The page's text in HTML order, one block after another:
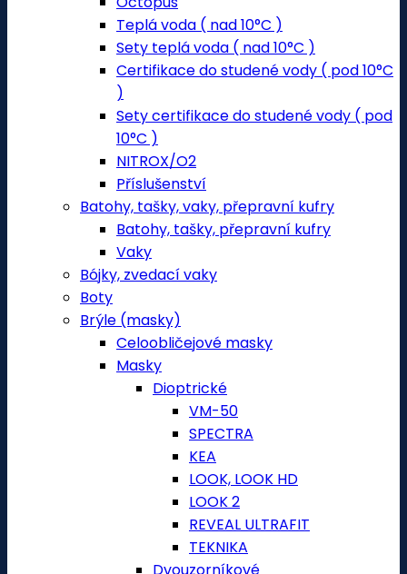
Teplá voda ( nad 10°C )
Sety teplá voda ( nad 10°C )
Certifikace do studené vody ( pod 10°C
)
Sety certifikace do studené vody ( pod
10°C )
NITROX/O2
Příslušenství
Batohy, tašky, vaky, přepravní kufry
Batohy, tašky, přepravní kufry
Vaky
Bójky, zvedací vaky
Boty
Brýle (masky)
Celoobličejové masky
Masky
Dioptrické
VM-50
SPECTRA
KEA
LOOK, LOOK HD
LOOK 2
REVEAL ULTRAFIT
TEKNIKA
Dvouzorníkové